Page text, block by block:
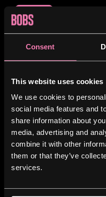
Consent
This website uses cookies
We use cookies to
social media features and
share information about
media, advertising and
combine it with other
them or that they’ve
services.
Read more
6. juli 2026Robin Artikler
Foodtruck
firma og
Skal du bruge en
reception eller privat fest,
ud med en […]
Read more
1
2
...